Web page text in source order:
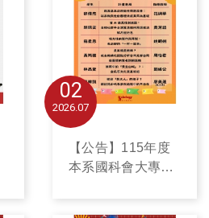
02
07
2026
【公告】115年度
本系國科會大專學